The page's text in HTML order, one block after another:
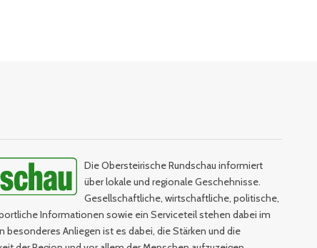
Die Obersteirische Rundschau informiert
über lokale und regionale Geschehnisse.
Gesellschaftliche, wirtschaftliche, politische,
Informationen sowie ein Serviceteil stehen dabei im
besonderes Anliegen ist es dabei, die Stärken und die